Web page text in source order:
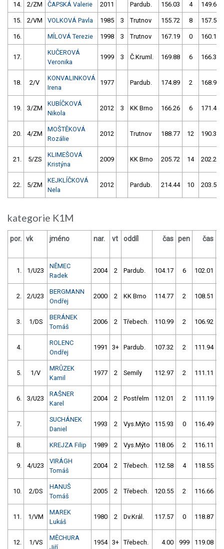
14. 2/ZM ČAPSKÁ Valerie 2011 Pardub. 156.03 4 149.62
15. 2/VM VOLKOVÁ Pavla 1985 3 Trutnov 155.72 8 157.55
16. MÍLOVÁ Terezie 1998 3 Trutnov 167.19 0 160.19
17.
KUČEROVÁ
Veronika
1999 3 Č.Kruml. 169.88 6 166.33
18. 2/V
KONVALINKOVÁ
Irena
1977 Pardub. 174.89 2 168.96
19. 3/ZM
KUBÍČKOVÁ
Nikola
2012 3 KK Brno 166.26 6 171.40
20. 4/ZM
MOŠTĚKOVÁ
Rozálie
2012 Trutnov 188.77 12 190.31
21. 5/ZS
KLIMEŠOVÁ
Kristýna
2009 KK Brno 205.72 14 202.25
22. 5/ZM
KEJKLÍČKOVÁ
Nela
2012 Pardub. 214.44 10 203.56
kategorie K1M
por. vk jméno nar. vt oddíl čas pen čas
1. 1/U23
NĚMEC
Radek
2004 2 Pardub. 104.17 6 102.01
2. 2/U23
BERGMANN
Ondřej
2000 2 KK Brno 114.77 2 108.51
3. 1/DS
BERÁNEK
Tomáš
2006 2 Třebech. 110.99 2 106.92
4.
ROLENC
Ondřej
1991 3+ Pardub. 107.32 2 111.94
5. 1/V
MRŮZEK
Kamil
1977 2 Semily 112.97 2 111.11
6. 3/U23
RAŠNER
Karel
2004 2 Postřelm 112.01 2 111.19
7.
SUCHÁNEK
Daniel
1993 2 Vys.Mýto 115.93 0 116.49
8. KREJZA Filip 1989 2 Vys.Mýto 118.06 2 116.11
9. 4/U23
VIRÁGH
Tomáš
2004 2 Třebech. 112.58 4 118.55
10. 2/DS
HANUŠ
Tomáš
2005 2 Třebech. 120.55 2 116.66
11. 1/VM
MAREK
Lukáš
1980 2 Dv.Král. 117.57 0 118.87
12. 1/VS
MĚCHURA
Jiří
1954 3+ Třebech. 4.00 999 119.08